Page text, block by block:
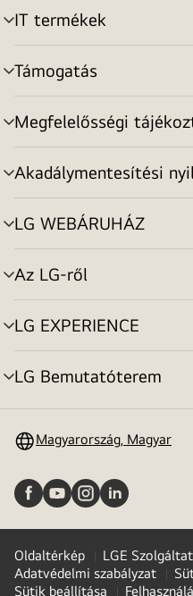
IT termékek
menu
toggle
Támogatás
menu
toggle
Megfelelősségi
menu
toggle
Akadálymentesítési
menu
toggle
LG WEBÁRUHÁZ
menu
toggle
Az LG-ről
menu
toggle
LG EXPERIENCE
menu
toggle
LG Bemutatóterem
menu
Magyarország, Magyar
Oldaltérkép
LGE
Adatvédelmi szabályzat
Sütik beállítása